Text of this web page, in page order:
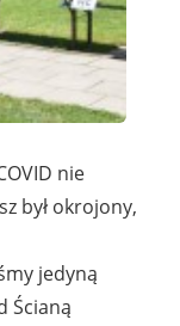
nie
był okrojony,
jedyną
Ścianą